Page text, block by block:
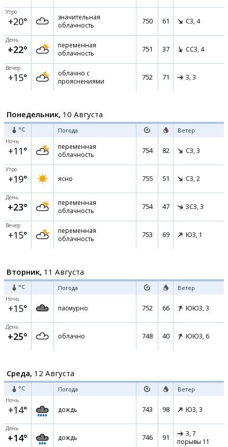
Утро
+20°
значительная
облачность
750 61 СЗ, 4
День
+22°
переменная
облачность
751 37 ССЗ, 4
Вечер
+15°
облачно с
прояснениями
752 71 З, 3
Понедельник, 10 Августа
°C Погода Ветер
Ночь
+11°
переменная
облачность
754 82 СЗ, 3
Утро
+19° ясно 755 51 СЗ, 2
День
+23°
переменная
облачность
754 47 ЗСЗ, 3
Вечер
+15°
переменная
облачность
753 69 ЮЗ, 1
Вторник, 11 Августа
°C Погода Ветер
Ночь
+15° пасмурно 752 66 ЮЮЗ, 3
День
+25° облачно 748 40 ЮЮЗ, 6
Среда, 12 Августа
°C Погода Ветер
Ночь
+14° дождь 743 98 ЮЗ, 3
День
+14° дождь 746 91 З, 7
порывы 11